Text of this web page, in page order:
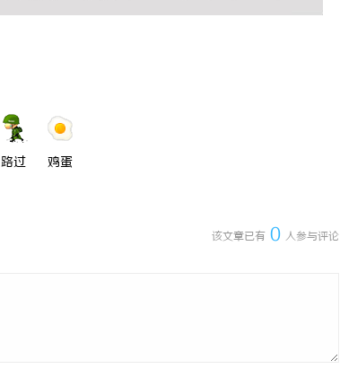
路过 鸡蛋
该文章已有 0 人参与评论